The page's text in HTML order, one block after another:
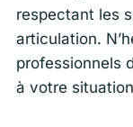
respectant les
articulation.
professionnels
à votre